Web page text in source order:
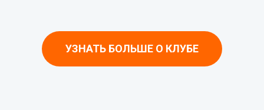
УЗНАТЬ БОЛЬШЕ О КЛУБЕ